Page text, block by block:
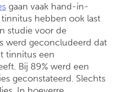
gaan vaak hand-in-
hebben ook last
studie voor de
werd geconcludeerd dat
tinnitus een
Bij 89% werd een
geconstateerd. Slechts